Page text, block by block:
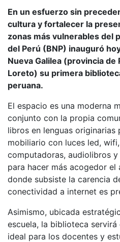
En un esfuerzo sin
cultura y fortalecer la
zonas más vulnerables del
del Perú (BNP) inauguró
Nueva Galilea (provincia de
Loreto) su primera
peruana.
El espacio es una moderna
conjunto con la propia
libros en lenguas originarias
mobiliario con luces led,
computadoras, audiolibros
para hacer más acogedor el
donde subsiste la carencia
conectividad a internet es
Asimismo, ubicada
escuela, la biblioteca
ideal para los docentes y